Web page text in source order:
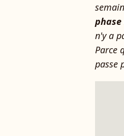
n'y a
Parce
passe